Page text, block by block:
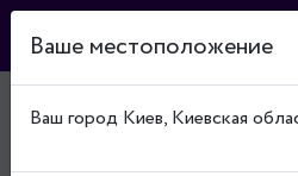
Ваше местоположение
Ваш город Киев, Киевская